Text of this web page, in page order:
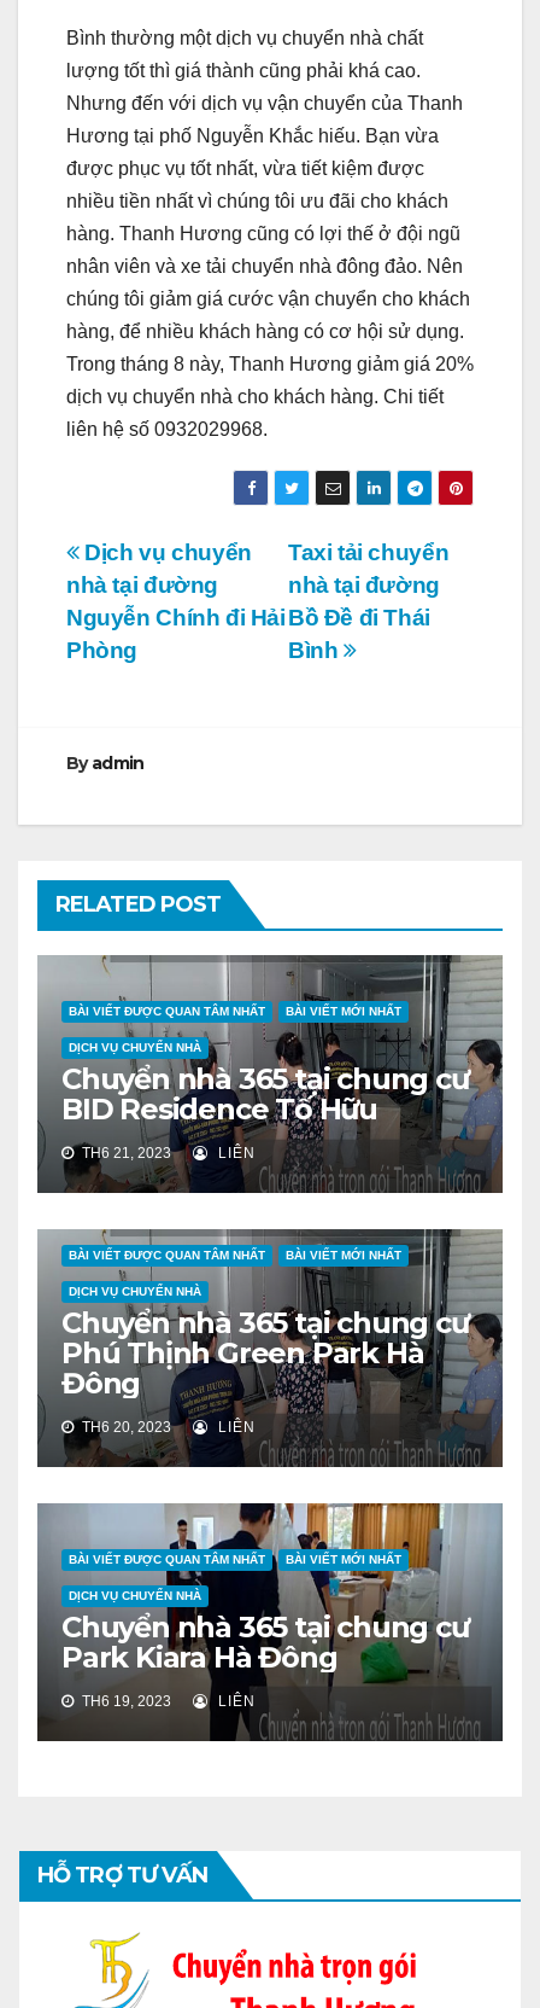
Bình thường một dịch vụ chuyển nhà chất
lượng tốt thì giá thành cũng phải khá cao.
Nhưng đến với dịch vụ vận chuyển của Thanh
Hương tại phố Nguyễn Khắc hiếu. Bạn vừa
được phục vụ tốt nhất, vừa tiết kiệm được
nhiều tiền nhất vì chúng tôi ưu đãi cho khách
hàng. Thanh Hương cũng có lợi thế ở đội ngũ
nhân viên và xe tải chuyển nhà đông đảo. Nên
chúng tôi giảm giá cước vận chuyển cho khách
hàng, để nhiều khách hàng có cơ hội sử dụng.
Trong tháng 8 này, Thanh Hương giảm giá 20%
dịch vụ chuyển nhà cho khách hàng. Chi tiết
liên hệ số 0932029968.
Điều
hướng
bài
Taxi tải chuyển
nhà tại đường
Bồ Đề đi Thái
Bình
Dịch vụ chuyển
nhà tại đường
Nguyễn Chính đi Hải
Phòng
Byadmin
RELATED POST
BÀI VIẾT ĐƯỢC QUAN TÂM NHẤT BÀI VIẾT MỚI NHẤT
DỊCH VỤ CHUYỂN NHÀ
Chuyển nhà 365 tại chung cư
BID Residence Tố Hữu
TH6 21, 2023 LIÊN
BÀI VIẾT ĐƯỢC QUAN TÂM NHẤT BÀI VIẾT MỚI NHẤT
DỊCH VỤ CHUYỂN NHÀ
Chuyển nhà 365 tại chung cư
Phú Thịnh Green Park Hà
Đông
TH6 20, 2023 LIÊN
BÀI VIẾT ĐƯỢC QUAN TÂM NHẤT BÀI VIẾT MỚI NHẤT
DỊCH VỤ CHUYỂN NHÀ
Chuyển nhà 365 tại chung cư
Park Kiara Hà Đông
TH6 19, 2023 LIÊN
HỖ TRỢ TƯ VẤN